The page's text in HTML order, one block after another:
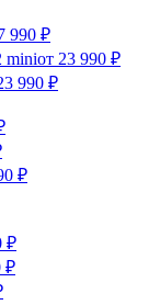
990 ₽
miniот 23 990 ₽
990 ₽
₽
₽
₽